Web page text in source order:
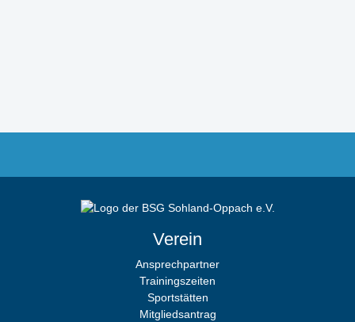
Verein
Ansprechpartner
Trainingszeiten
Sportstätten
Mitgliedsantrag